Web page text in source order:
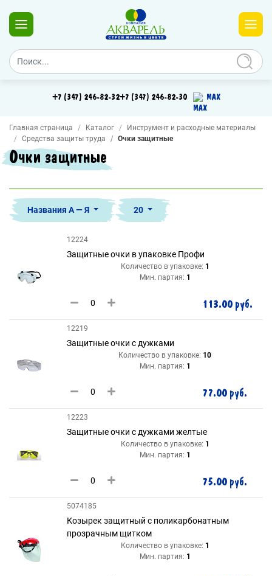
+7 (347) 246-82-32+7 (347) 246-82-30 MAX
Главная страница Каталог
Инструмент и расходные материалы
Средства защиты труда
Очки защитные
Очки защитные
Названия А — Я 20
12224
Защитные очки в упаковке Профи
Количество в упаковке: 1
Мин. партия: 1
113.00 руб.
12219
Защитные очки с дужками
Количество в упаковке: 10
Мин. партия: 1
77.00 руб.
12223
Защитные очки с дужками желтые
Количество в упаковке: 1
Мин. партия: 1
75.00 руб.
5074185
Козырек защитный с поликарбонатным
прозрачным щитком
Количество в упаковке: 1
Мин. партия: 1